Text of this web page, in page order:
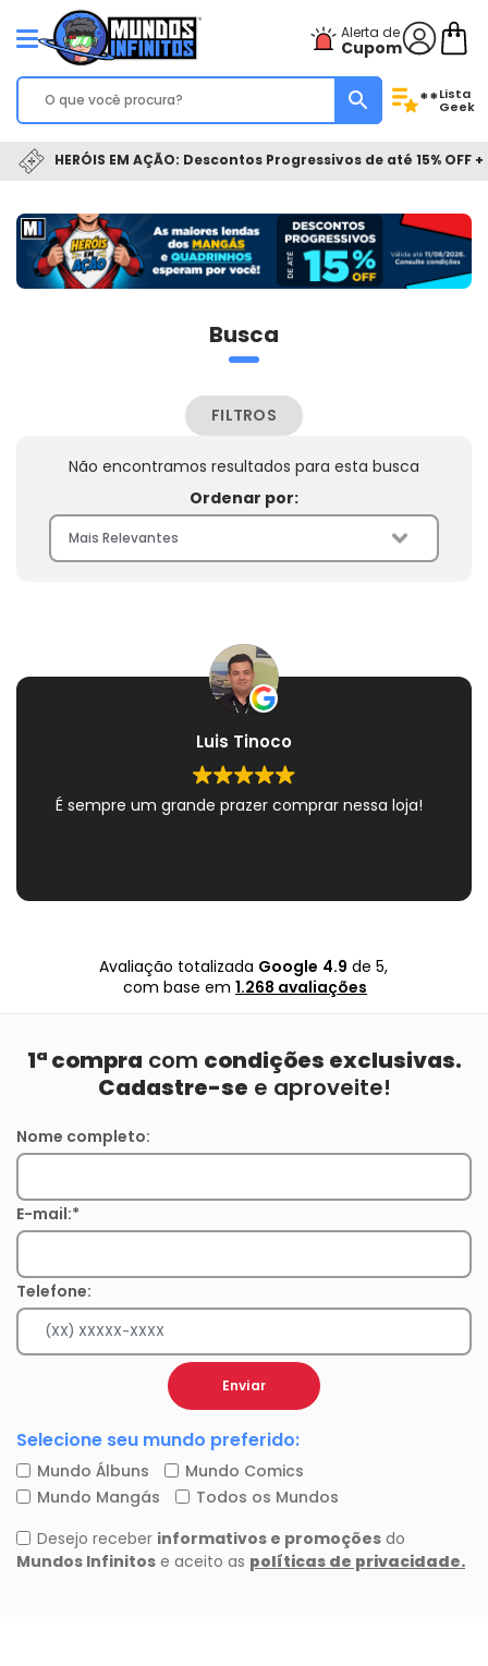
Alerta de
Cupom
**Lista
Geek
HERÓIS EM AÇÃO: Descontos Progressivos de até 15% OFF
Busca
FILTROS
Não encontramos resultados para esta busca
Ordenar por:
Luis Tinoco
É sempre um grande prazer comprar nessa loja!
Avaliação totalizada Google 4.9 de 5,
com base em 1.268 avaliações